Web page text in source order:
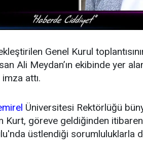
Genel Kurul
Ali Meydan’ın ekibinde yer
attı.
Üniversitesi Rektörlüğü
Kurt, göreve geldiğinden
üstlendiği sorumluluklarla